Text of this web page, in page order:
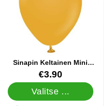
Sinapin Keltainen Mini
Ilmapallot Mustard
Tuote.nro 37780
€3.90
Valitse ...